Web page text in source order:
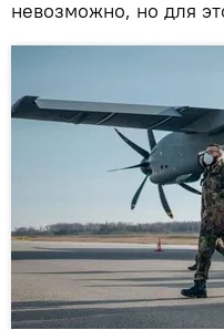
невозможно, но для